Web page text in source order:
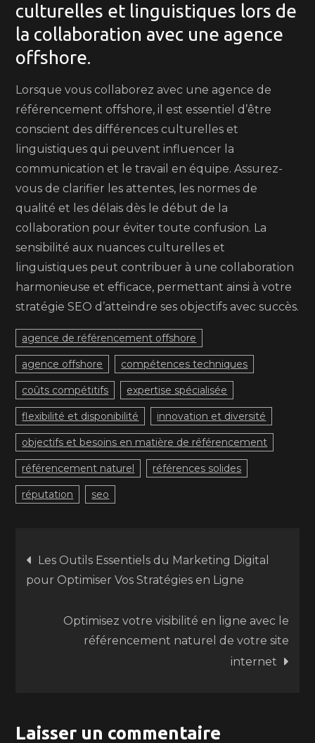
culturelles et linguistiques lors de
la collaboration avec une agence
offshore.
Lorsque vous collaborez avec une agence de
référencement offshore, il est essentiel d’être
conscient des différences culturelles et
linguistiques qui peuvent influencer la
communication et le travail en équipe. Assurez-
vous de clarifier les attentes, les normes de
qualité et les délais dès le début de la
collaboration pour éviter toute confusion. La
sensibilité aux nuances culturelles et
linguistiques peut contribuer à une collaboration
harmonieuse et efficace, permettant ainsi à votre
stratégie SEO d’atteindre ses objectifs avec succès.
agence de référencement offshore
agence offshore compétences techniques
coûts compétitifs expertise spécialisée
flexibilité et disponibilité innovation et diversité
objectifs et besoins en matière de référencement
référencement naturel références solides
réputation seo
Navigation
de
l’article
Les Outils Essentiels du Marketing Digital
pour Optimiser Vos Stratégies en Ligne
Optimisez votre visibilité en ligne avec le
référencement naturel de votre site
internet
Laisser un commentaire